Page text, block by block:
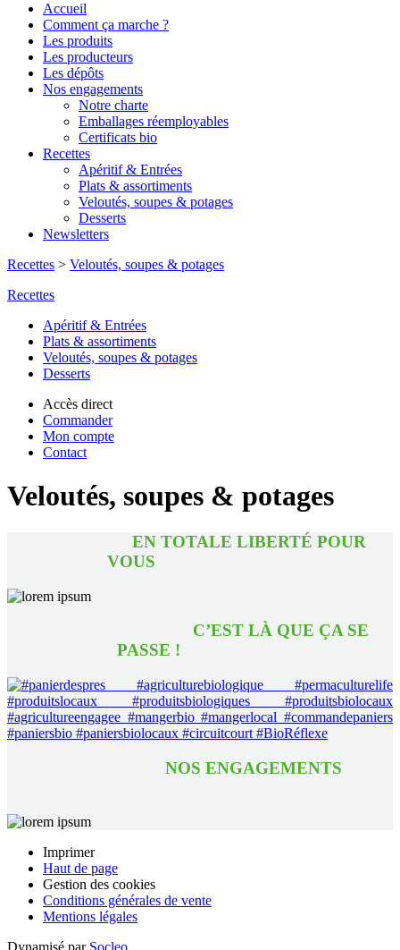
Accueil
Comment ça marche ?
Les produits
Les producteurs
Les dépôts
Nos engagements
Notre charte
Emballages réemployables
Certificats bio
Recettes
Apéritif & Entrées
Plats & assortiments
Veloutés, soupes & potages
Desserts
Newsletters
Recettes > Veloutés, soupes & potages
Recettes
Apéritif & Entrées
Plats & assortiments
Veloutés, soupes & potages
Desserts
Accès direct
Commander
Mon compte
Contact
Veloutés, soupes & potages
EN TOTALE LIBERTÉ POUR
VOUS
C’EST LÀ QUE ÇA SE
PASSE !
NOS ENGAGEMENTS
Imprimer
Haut de page
Gestion des cookies
Conditions générales de vente
Mentions légales